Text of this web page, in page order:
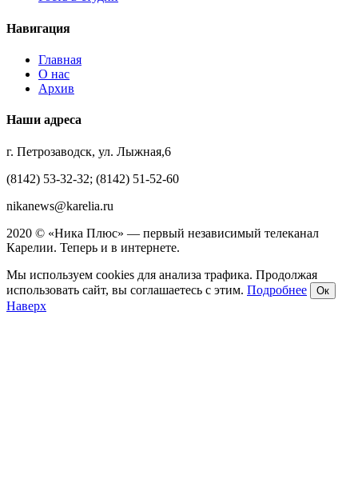
Навигация
Главная
О нас
Архив
Наши адреса
г. Петрозаводск, ул. Лыжная,6
(8142) 53-32-32; (8142) 51-52-60
nikanews@karelia.ru
2020 © «Ника Плюс» — первый независимый телеканал
Карелии. Теперь и в интернете.
Мы используем cookies для анализа трафика. Продолжая
использовать сайт, вы соглашаетесь с этим. Подробнее Ок
Наверх